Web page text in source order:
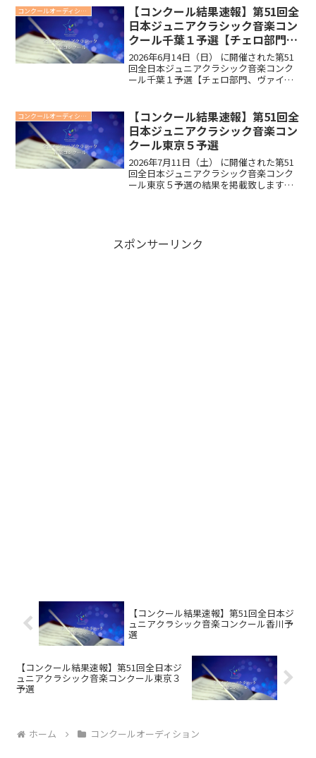
格証は、後日郵送いたします。※このペ
ージは速報の為...
コンクールオーディション
【コンクール結果速報】第51回全
日本ジュニアクラシック音楽コン
クール千葉１予選【チェロ部門、
ヴァイオリン部門 キッズ・小学
1～4年生・中学3年生・高校1～3
年生・大学生の部】
2026年6月14日（日） に開催された第51
回全日本ジュニアクラシック音楽コンク
ール千葉１予選【チェロ部門、ヴァイオ
果を掲載致します。なお講評・点数は後
日マイペ...
コンクールオーディション
【コンクール結果速報】第51回全
日本ジュニアクラシック音楽コン
クール東京５予選
2026年7月11日（土） に開催された第51
回全日本ジュニアクラシック音楽コンク
ール東京５予選の結果を掲載致します。
スポンサーリンク
【コンクール結果速報】第51回全日本ジ
ュニアクラシック音楽コンクール香川予
選
【コンクール結果速報】第51回全日本ジ
ュニアクラシック音楽コンクール東京３
予選
ホーム コンクールオーディション